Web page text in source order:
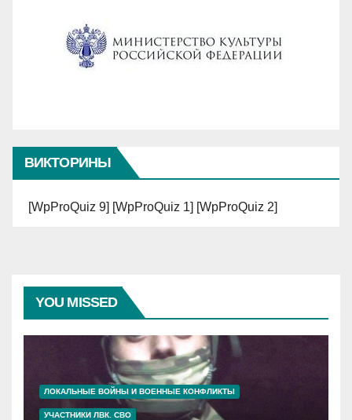
ВИКТОРИНЫ
[WpProQuiz 9] [WpProQuiz 1] [WpProQuiz 2]
YOU MISSED
ЛОКАЛЬНЫЕ ВОЙНЫ И ВОЕННЫЕ КОНФЛИКТЫ
УЧАСТНИКИ ЛВК. СВО